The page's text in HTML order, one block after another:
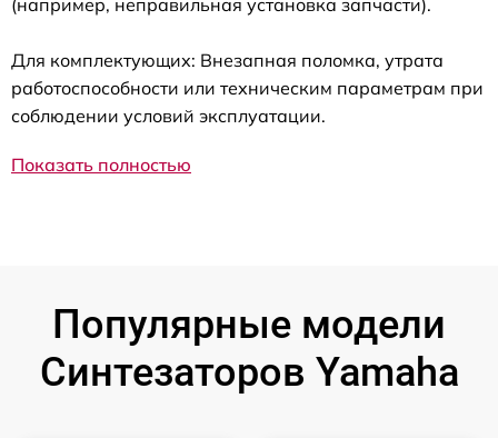
Для комплектующих: Внезапная поломка, утрата
работоспособности или техническим параметрам при
соблюдении условий эксплуатации.
Показать полностью
Популярные модели
Синтезаторов Yamaha